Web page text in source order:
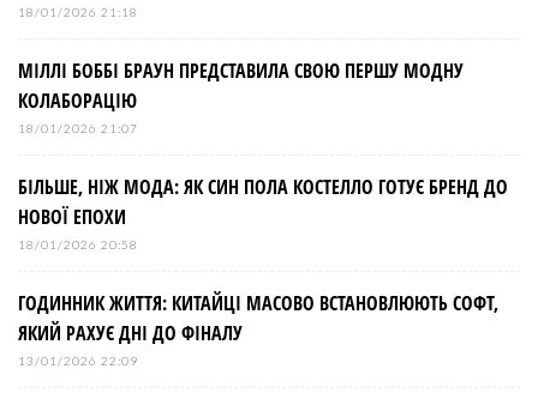
18/01/2026 21:18
МІЛЛІ БОББІ БРАУН ПРЕДСТАВИЛА СВОЮ ПЕРШУ МОДНУ
КОЛАБОРАЦІЮ
18/01/2026 21:07
БІЛЬШЕ, НІЖ МОДА: ЯК СИН ПОЛА КОСТЕЛЛО ГОТУЄ БРЕНД ДО
НОВОЇ ЕПОХИ
18/01/2026 20:58
ГОДИННИК ЖИТТЯ: КИТАЙЦІ МАСОВО ВСТАНОВЛЮЮТЬ СОФТ,
ЯКИЙ РАХУЄ ДНІ ДО ФІНАЛУ
13/01/2026 22:09